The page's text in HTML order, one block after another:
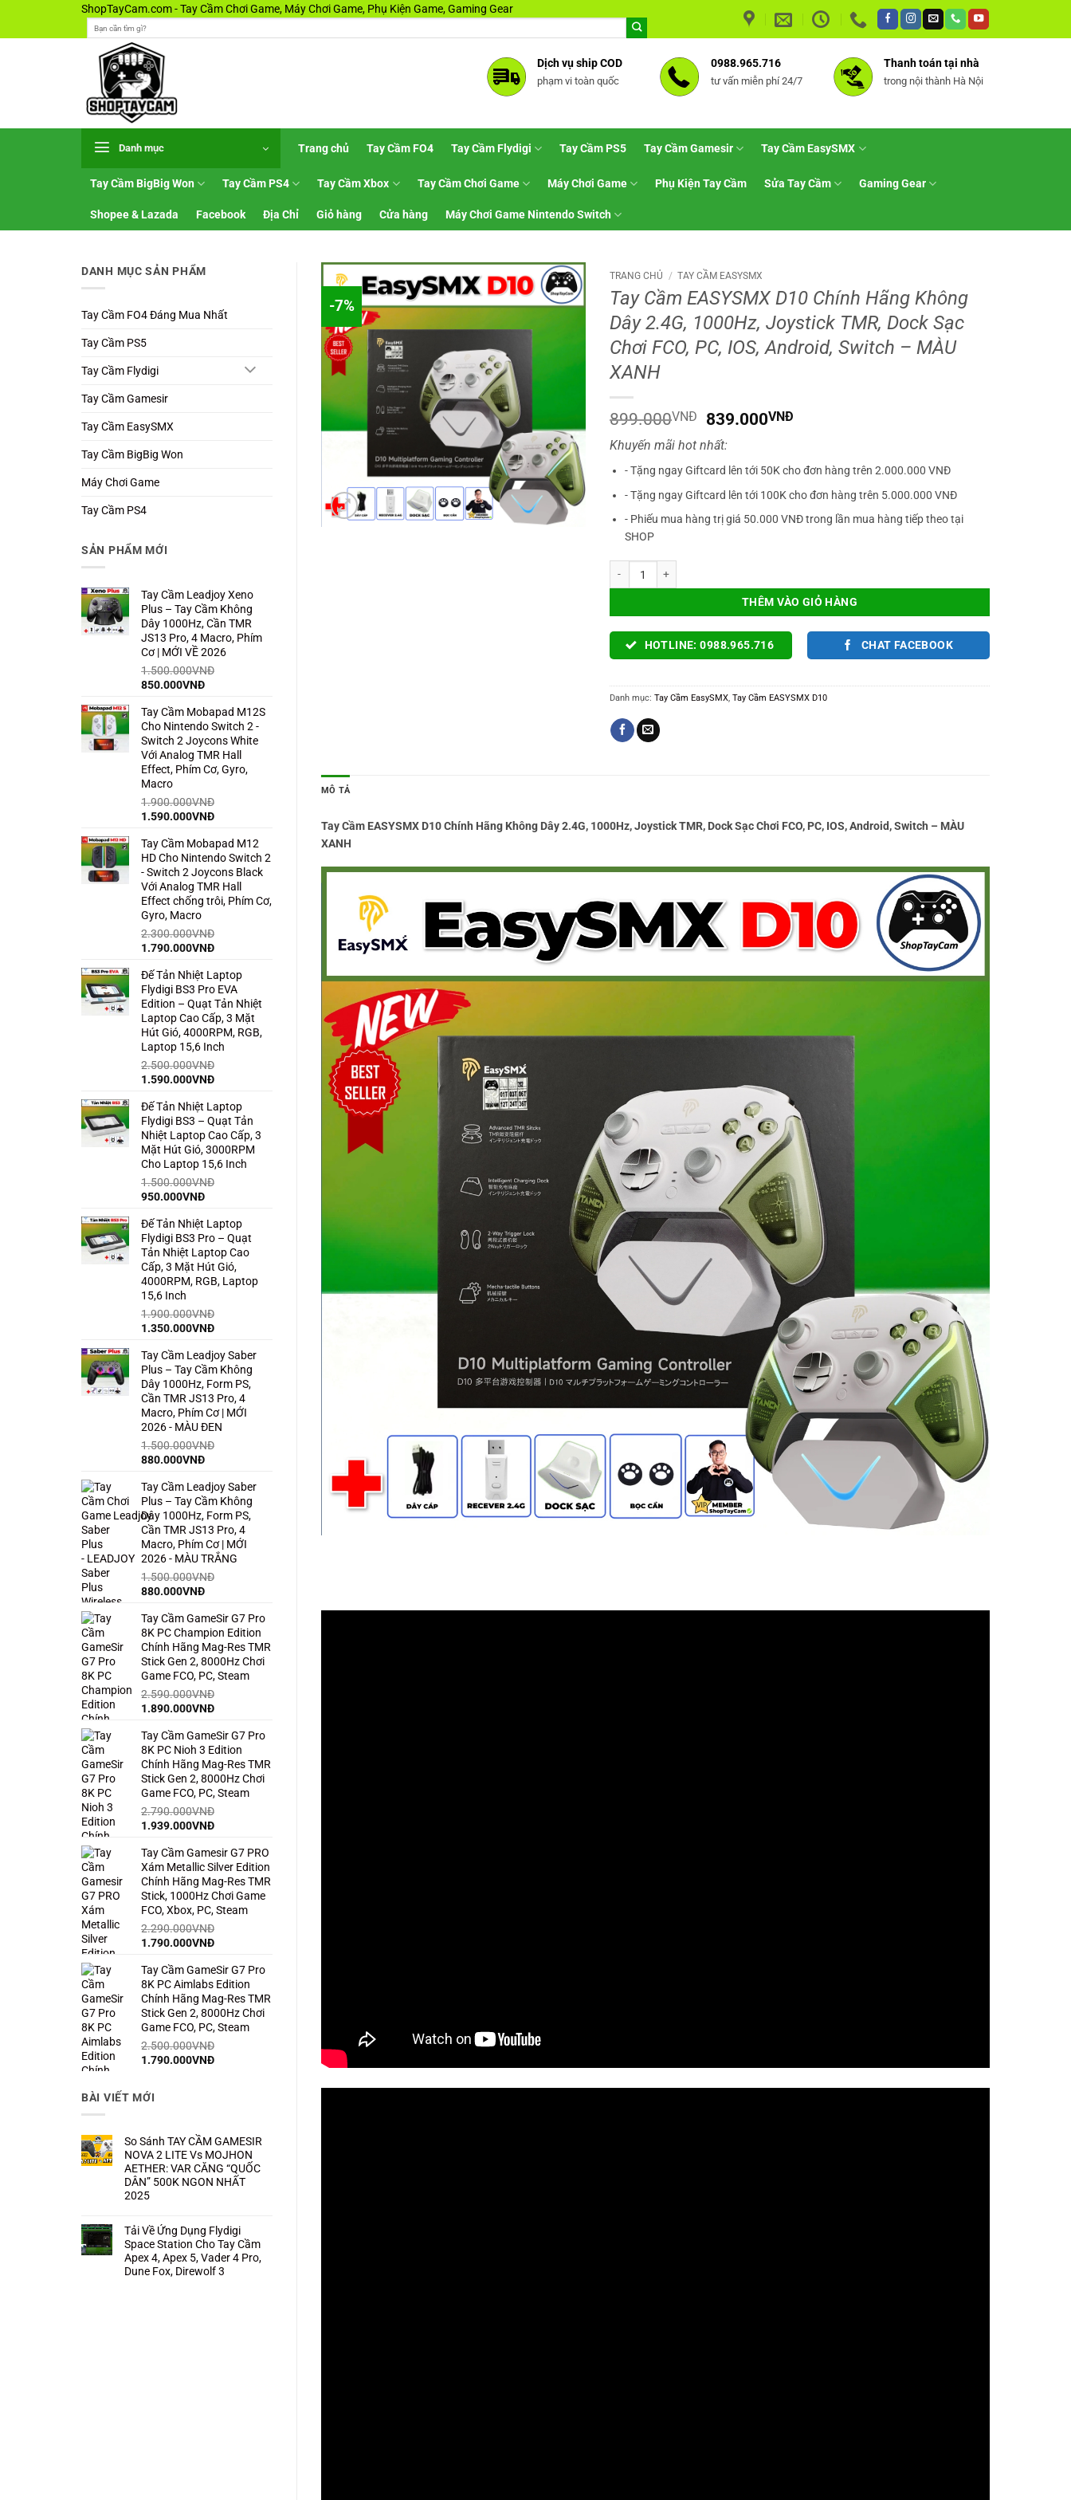
ShopTayCam.com - Tay Cầm Chơi Game, Máy Chơi Game, Phụ Kiện Game, Gaming Gear
kiếm:
Dịch vụ ship COD
phạm vi toàn quốc
0988.965.716
tư vấn miễn phí 24/7
Thanh toán tại nhà
trong nội thành Hà Nội
Danh mục Trang chủ Tay Cầm FO4 Tay Cầm Flydigi Tay Cầm PS5 Tay Cầm Gamesir Tay Cầm EasySMX
Tay Cầm BigBig Won Tay Cầm PS4 Tay Cầm Xbox Tay Cầm Chơi Game Máy Chơi Game Phụ Kiện Tay Cầm Sửa Tay Cầm Gaming Gear
Shopee & Lazada Facebook Địa Chỉ Giỏ hàng Cửa hàng Máy Chơi Game Nintendo Switch
DANH MỤC SẢN PHẨM
Tay Cầm FO4 Đáng Mua Nhất
Tay Cầm PS5
Tay Cầm Flydigi
Tay Cầm Gamesir
Tay Cầm EasySMX
Tay Cầm BigBig Won
Máy Chơi Game
Tay Cầm PS4
SẢN PHẨM MỚI
Tay Cầm Leadjoy Xeno
Plus – Tay Cầm Không
Dây 1000Hz, Cần TMR
JS13 Pro, 4 Macro, Phím
Cơ | MỚI VỀ 2026
1.500.000VNĐ
Giá
là:
1.500.000VNĐ.
850.000VNĐGiá
tại
là:
850.000VNĐ.
Tay Cầm Mobapad M12S
Cho Nintendo Switch 2 -
Switch 2 Joycons White
Với Analog TMR Hall
Effect, Phím Cơ, Gyro,
Macro
1.900.000VNĐ
Giá
là:
1.900.000VNĐ.
1.590.000VNĐGiá
tại
là:
1.590.000VNĐ.
Tay Cầm Mobapad M12
HD Cho Nintendo Switch 2
- Switch 2 Joycons Black
Với Analog TMR Hall
Effect chống trôi, Phím Cơ,
Gyro, Macro
2.300.000VNĐ
Giá
là:
2.300.000VNĐ.
1.790.000VNĐGiá
tại
là:
1.790.000VNĐ.
Đế Tản Nhiệt Laptop
Flydigi BS3 Pro EVA
Edition – Quạt Tản Nhiệt
Laptop Cao Cấp, 3 Mặt
Hút Gió, 4000RPM, RGB,
Laptop 15,6 Inch
2.500.000VNĐ
Giá
là:
2.500.000VNĐ.
1.590.000VNĐGiá
tại
là:
1.590.000VNĐ.
Đế Tản Nhiệt Laptop
Flydigi BS3 – Quạt Tản
Nhiệt Laptop Cao Cấp, 3
Mặt Hút Gió, 3000RPM
Cho Laptop 15,6 Inch
1.500.000VNĐ
Giá
là:
1.500.000VNĐ.
950.000VNĐGiá
tại
là:
950.000VNĐ.
Đế Tản Nhiệt Laptop
Flydigi BS3 Pro – Quạt
Tản Nhiệt Laptop Cao
Cấp, 3 Mặt Hút Gió,
4000RPM, RGB, Laptop
15,6 Inch
1.900.000VNĐ
Giá
là:
1.900.000VNĐ.
1.350.000VNĐGiá
tại
là:
1.350.000VNĐ.
Tay Cầm Leadjoy Saber
Plus – Tay Cầm Không
Dây 1000Hz, Form PS,
Cần TMR JS13 Pro, 4
Macro, Phím Cơ | MỚI
2026 - MÀU ĐEN
1.500.000VNĐ
Giá
là:
1.500.000VNĐ.
880.000VNĐGiá
tại
là:
880.000VNĐ.
Tay Cầm Leadjoy Saber
Plus – Tay Cầm Không
Dây 1000Hz, Form PS,
Cần TMR JS13 Pro, 4
Macro, Phím Cơ | MỚI
2026 - MÀU TRẮNG
1.500.000VNĐ
Giá
là:
1.500.000VNĐ.
880.000VNĐGiá
tại
là:
880.000VNĐ.
Tay Cầm GameSir G7 Pro
8K PC Champion Edition
Chính Hãng Mag-Res TMR
Stick Gen 2, 8000Hz Chơi
Game FCO, PC, Steam
2.590.000VNĐ
Giá
là:
2.590.000VNĐ.
1.890.000VNĐGiá
tại
là:
1.890.000VNĐ.
Tay Cầm GameSir G7 Pro
8K PC Nioh 3 Edition
Chính Hãng Mag-Res TMR
Stick Gen 2, 8000Hz Chơi
Game FCO, PC, Steam
2.790.000VNĐ
Giá
là:
2.790.000VNĐ.
1.939.000VNĐGiá
tại
là:
1.939.000VNĐ.
Tay Cầm Gamesir G7 PRO
Xám Metallic Silver Edition
Chính Hãng Mag-Res TMR
Stick, 1000Hz Chơi Game
FCO, Xbox, PC, Steam
2.290.000VNĐ
Giá
là:
2.290.000VNĐ.
1.790.000VNĐGiá
tại
là:
1.790.000VNĐ.
Tay Cầm GameSir G7 Pro
8K PC Aimlabs Edition
Chính Hãng Mag-Res TMR
Stick Gen 2, 8000Hz Chơi
Game FCO, PC, Steam
2.500.000VNĐ
Giá
2.500.000VNĐ.
1.790.000VNĐGiá
BÀI VIẾT MỚI
So Sánh TAY CẦM GAMESIR
NOVA 2 LITE Vs MOJHON
AETHER: VAR CĂNG “QUỐC
DÂN” 500K NGON NHẤT
2025
bình
luận
ở
So
Sánh
TAY
Tải Về Ứng Dụng Flydigi
Space Station Cho Tay Cầm
Apex 4, Apex 5, Vader 4 Pro,
Dune Fox, Direwolf 3
-7%
TRANG CHỦ / TAY CẦM EASYSMX
Tay Cầm EASYSMX D10 Chính Hãng Không
Dây 2.4G, 1000Hz, Joystick TMR, Dock Sạc
Chơi FCO, PC, IOS, Android, Switch – MÀU
XANH
899.000VNĐ
Giá
gốc
là:
899.000VNĐ.
839.000VNĐ
là:
Khuyến mãi hot nhất:
- Tặng ngay Giftcard lên tới 50K cho đơn hàng trên 2.000.000 VNĐ
- Tặng ngay Giftcard lên tới 100K cho đơn hàng trên 5.000.000 VNĐ
- Phiếu mua hàng trị giá 50.000 VNĐ trong lần mua hàng tiếp theo tại
SHOP
THÊM VÀO GIỎ HÀNG
HOTLINE: 0988.965.716 CHAT FACEBOOK
Danh mục:Tay Cầm EasySMX,Tay Cầm EASYSMX D10
MÔ TẢ
Tay Cầm EASYSMX D10 Chính Hãng Không Dây 2.4G, 1000Hz, Joystick TMR, Dock Sạc Chơi FCO, PC, IOS, Android, Switch – MÀU
XANH